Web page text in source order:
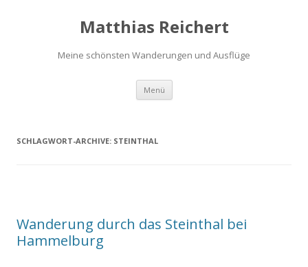
Matthias Reichert
Meine schönsten Wanderungen und Ausflüge
Menü Zum
springen
SCHLAGWORT-ARCHIVE: STEINTHAL
Wanderung durch das Steinthal bei
Hammelburg